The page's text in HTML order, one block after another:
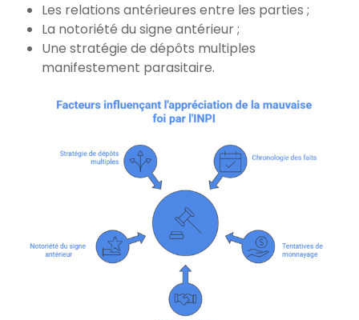
Les relations antérieures entre les parties ;
La notoriété du signe antérieur ;
Une stratégie de dépôts multiples
manifestement parasitaire.